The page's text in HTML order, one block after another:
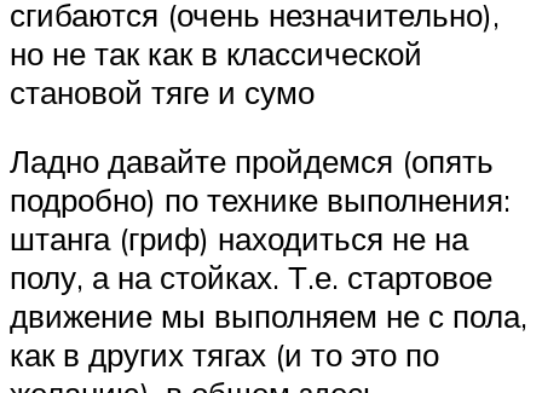
сгибаются (очень незначительно),
но не так как в классической
становой тяге и сумо
Ладно давайте пройдемся (опять
подробно) по технике выполнения:
штанга (гриф) находиться не на
полу, а на стойках. Т.е. стартовое
движение мы выполняем не с пола,
как в других тягах (и то это по